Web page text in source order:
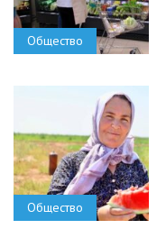
Общество
Общество